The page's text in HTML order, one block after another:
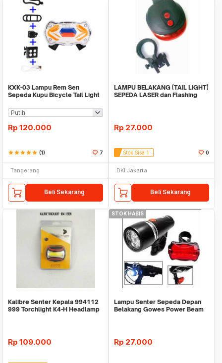
KXK-03 Lampu Rem Sen
Sepeda Kupu Bicycle Tail Light
Rp 120.000
starstarstarstarstar (1) 7
Tangerang
Beli Sekarang
LAMPU BELAKANG (TAIL LIGHT)
SEPEDA LASER dan Flashing
Rp 27.000
Stok Sisa 1 0
DKI Jakarta
Beli Sekarang
Kalibre Senter Kepala 994112
999 Torchlight K4-H Headlamp
Rp 109.000
STOK HABIS
Lampu Senter Sepeda Depan
Belakang Gowes Power Beam
Rp 27.000